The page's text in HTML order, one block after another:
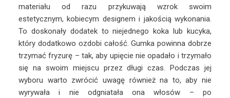
materiału od razu przykuwają wzrok swoim
estetycznym, kobiecym designem i jakością wykonania.
To doskonały dodatek to niejednego koka lub kucyka,
który dodatkowo ozdobi całość. Gumka powinna dobrze
trzymać fryzurę – tak, aby upięcie nie opadało i trzymało
się na swoim miejscu przez długi czas. Podczas jej
wyboru warto zwrócić uwagę również na to, aby nie
wyrywała i nie odgniatała ona włosów – po